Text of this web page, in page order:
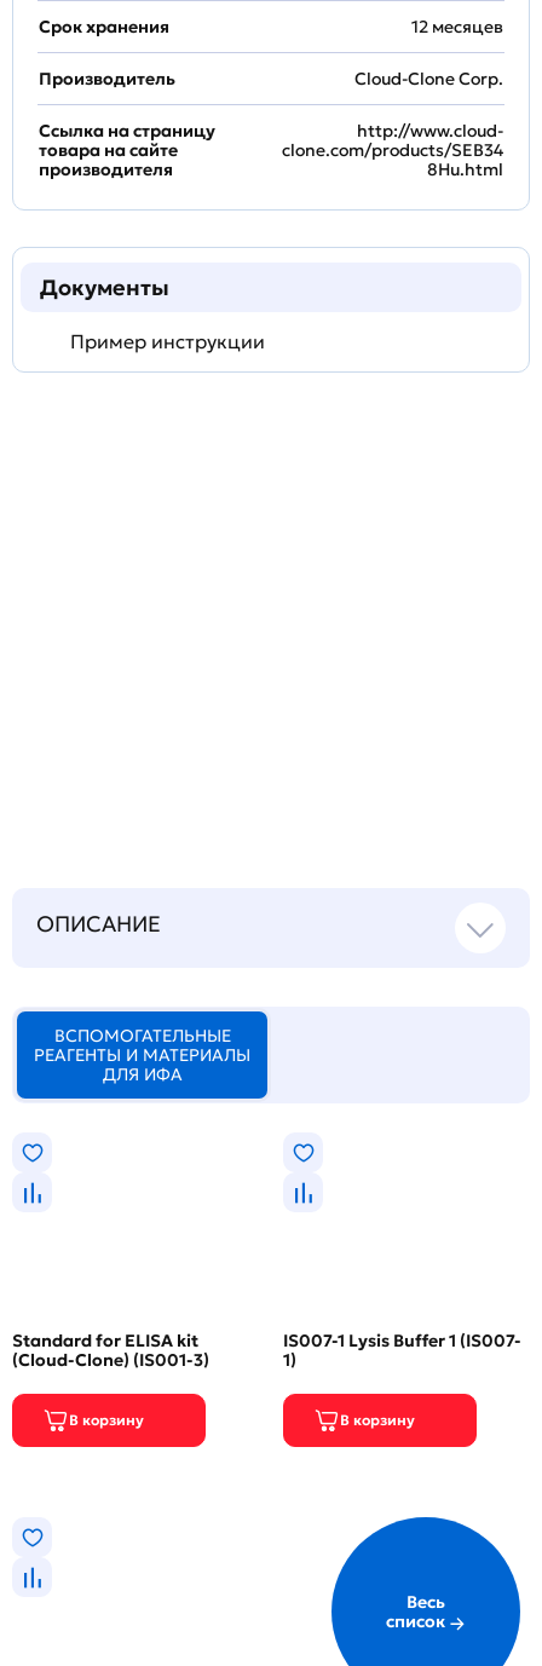
Срок хранения 12 месяцев
Производитель Cloud-Clone Corp.
Ссылка на страницу
товара на сайте
производителя
http://www.cloud-
clone.com/products/SEB34
8Hu.html
Документы
Пример инструкции
ОПИСАНИЕ
ВСПОМОГАТЕЛЬНЫЕ
РЕАГЕНТЫ И МАТЕРИАЛЫ
ДЛЯ ИФА
Standard for ELISA kit
(Cloud-Clone) (IS001-3)
IS007-1 Lysis Buffer 1 (IS007-
1)
Весь
список